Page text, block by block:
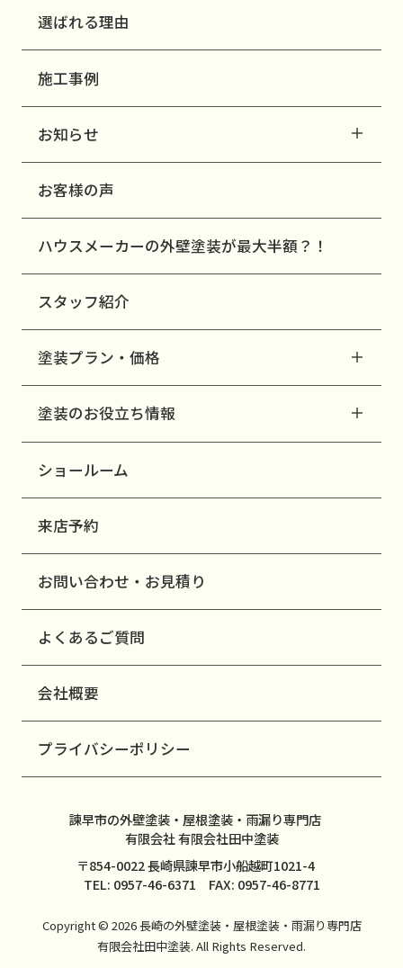
選ばれる理由
施工事例
お知らせ
お客様の声
ハウスメーカーの外壁塗装が最大半額？！
スタッフ紹介
塗装プラン・価格
塗装のお役立ち情報
ショールーム
来店予約
お問い合わせ・お見積り
よくあるご質問
会社概要
プライバシーポリシー
諫早市の外壁塗装・屋根塗装・雨漏り専門店
有限会社 有限会社田中塗装
〒854-0022 長崎県諫早市小船越町1021-4
TEL: 0957-46-6371 FAX: 0957-46-8771
Copyright © 2026 長崎の外壁塗装・屋根塗装・雨漏り専門店
有限会社田中塗装. All Rights Reserved.